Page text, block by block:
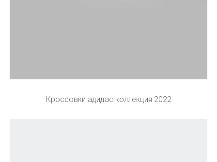
Кроссовки адидас коллекция 2022